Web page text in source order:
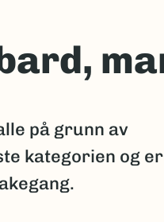
på grunn av
kategorien og er